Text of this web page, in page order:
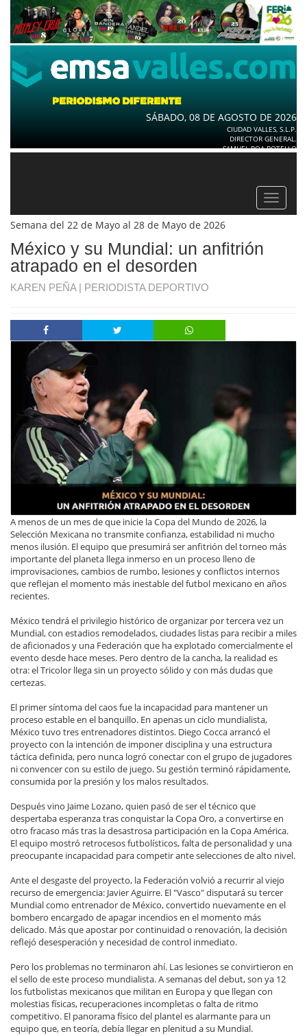
SÁBADO, 08 DE AGOSTO DE 2026
CIUDAD VALLES, S.L.P.
DIRECTOR GENERAL.
SAMUEL ROA BOTELLO
Toggle
Semana del 22 de Mayo al 28 de Mayo de 2026
México y su Mundial: un anfitrión
atrapado en el desorden
KAREN PEÑA | PERIODISTA DEPORTIVO
A menos de un mes de que inicie la Copa del Mundo de 2026, la
Selección Mexicana no transmite confianza, estabilidad ni mucho
menos ilusión. El equipo que presumirá ser anfitrión del torneo más
importante del planeta llega inmerso en un proceso lleno de
improvisaciones, cambios de rumbo, lesiones y conflictos internos
que reflejan el momento más inestable del futbol mexicano en años
recientes.
México tendrá el privilegio histórico de organizar por tercera vez un
Mundial, con estadios remodelados, ciudades listas para recibir a miles
de aficionados y una Federación que ha explotado comercialmente el
evento desde hace meses. Pero dentro de la cancha, la realidad es
otra: el Tricolor llega sin un proyecto sólido y con más dudas que
certezas.
El primer síntoma del caos fue la incapacidad para mantener un
proceso estable en el banquillo. En apenas un ciclo mundialista,
México tuvo tres entrenadores distintos. Diego Cocca arrancó el
proyecto con la intención de imponer disciplina y una estructura
táctica definida, pero nunca logró conectar con el grupo de jugadores
ni convencer con su estilo de juego. Su gestión terminó rápidamente,
consumida por la presión y los malos resultados.
Después vino Jaime Lozano, quien pasó de ser el técnico que
despertaba esperanza tras conquistar la Copa Oro, a convertirse en
otro fracaso más tras la desastrosa participación en la Copa América.
El equipo mostró retrocesos futbolísticos, falta de personalidad y una
preocupante incapacidad para competir ante selecciones de alto nivel.
Ante el desgaste del proyecto, la Federación volvió a recurrir al viejo
recurso de emergencia: Javier Aguirre. El "Vasco" disputará su tercer
Mundial como entrenador de México, convertido nuevamente en el
bombero encargado de apagar incendios en el momento más
delicado. Más que apostar por continuidad o renovación, la decisión
reflejó desesperación y necesidad de control inmediato.
Pero los problemas no terminaron ahí. Las lesiones se convirtieron en
el sello de este proceso mundialista. A semanas del debut, son ya 12
los futbolistas mexicanos que militan en Europa y que llegan con
molestias físicas, recuperaciones incompletas o falta de ritmo
competitivo. El panorama físico del plantel es alarmante para un
equipo que, en teoría, debía llegar en plenitud a su Mundial.